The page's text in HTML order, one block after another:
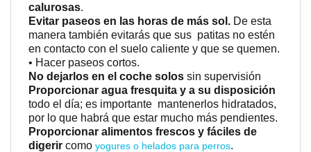
calurosas.
Evitar paseos en las horas de más sol. De esta
manera también evitarás que sus patitas no estén
en contacto con el suelo caliente y que se quemen.
• Hacer paseos cortos.
No dejarlos en el coche solos sin supervisión
Proporcionar agua fresquita y a su disposición
todo el día; es importante mantenerlos hidratados,
por lo que habrá que estar mucho más pendientes.
Proporcionar alimentos frescos y fáciles de
digerir como yogures o helados para perros.